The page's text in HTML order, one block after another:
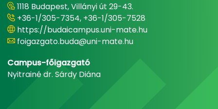
1118 Budapest, Villányi út 29-43.
+36-1/305-7354, +36-1/305-7528
https://budaicampus.uni-mate.hu
foigazgato.buda@uni-mate.hu
Campus-főigazgató
Nyitrainé dr. Sárdy Diána